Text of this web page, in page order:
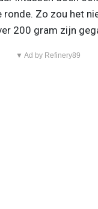
ronde. Zo zou het
200 gram zijn
▼ Ad by Refinery89